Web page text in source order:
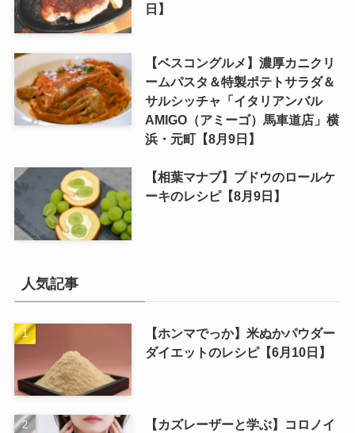
日】
【ベスコングルメ】濃厚カニクリ
ームパスタ＆特製ポテトサラダ＆
サルシッチャ「イタリアンバル
AMIGO（アミーゴ）馬車道店」横
浜・元町【8月9日】
【相葉マナブ】ブドウのロールケ
ーキのレシピ【8月9日】
人気記事
【ホンマでっか】米ぬかパウダー
ダイエットのレシピ【6月10日】
【カズレーザーと学ぶ】コロノイ